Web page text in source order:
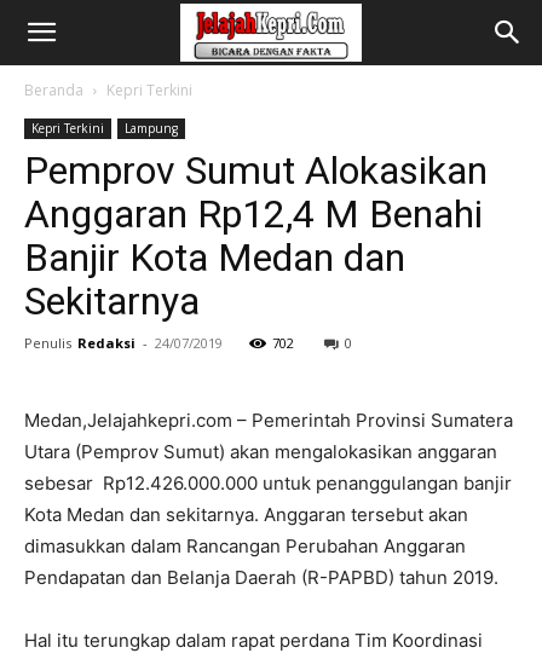
Beranda Kepri Terkini
Kepri Terkini Lampung
Pemprov Sumut Alokasikan
Anggaran Rp12,4 M Benahi
Banjir Kota Medan dan
Sekitarnya
Penulis Redaksi - 24/07/2019 702 0
Medan,Jelajahkepri.com – Pemerintah Provinsi Sumatera
Utara (Pemprov Sumut) akan mengalokasikan anggaran
sebesar Rp12.426.000.000 untuk penanggulangan banjir
Kota Medan dan sekitarnya. Anggaran tersebut akan
dimasukkan dalam Rancangan Perubahan Anggaran
Pendapatan dan Belanja Daerah (R-PAPBD) tahun 2019.
Hal itu terungkap dalam rapat perdana Tim Koordinasi